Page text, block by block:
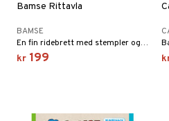
Bamse Rittavla
BAMSE
En fin ridebrett med stempler og penn!
kr 199